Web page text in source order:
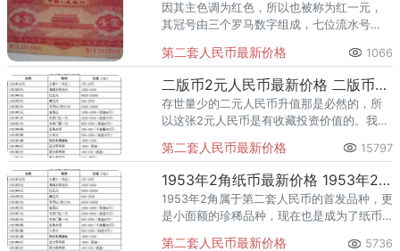
因其主色调为红色，所以也被称为红一元，
其冠号由三个罗马数字组成，七位流水号
第二套人民币最新价格 1066
二版币2元人民币最新价格 二版币二元纸币上品价值
存世量少的二元人民币升值那是必然的，所
以这张2元人民币是有收藏投资价值的。我们
上的防伪标志及水印来进行鉴定。
第二套人民币最新价格 15797
1953年2角纸币最新价格 1953年2角人民币值多少钱
1953年2角属于第二套人民币的首发品种，更
是小面额的珍稀品种，现在也是成为了纸币
第二套人民币最新价格 5736